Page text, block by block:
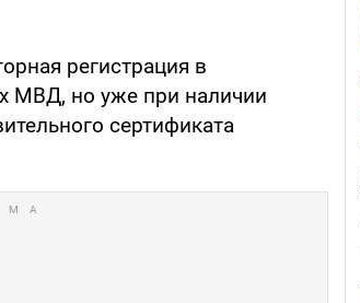
регистрация в
МВД, но уже при наличии
сертификата